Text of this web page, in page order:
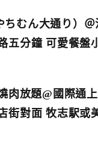
ちむん大通り）
五分鐘 可愛餐盤
肉放題@國際通
街對面 牧志駅或